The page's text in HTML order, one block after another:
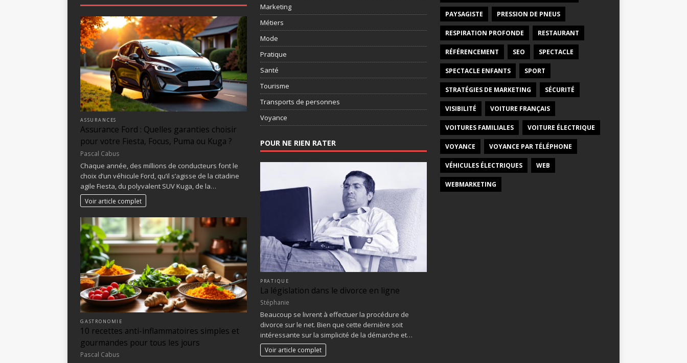
ASSURANCES
Assurance Ford : Quelles garanties choisir
pour votre Fiesta, Focus, Puma ou Kuga ?
Pascal Cabus
Chaque année, des millions de conducteurs font le
choix d’un véhicule Ford, qu’il s’agisse de la citadine
agile Fiesta, du polyvalent SUV Kuga, de la…
Voir article complet
GASTRONOMIE
10 recettes anti-inflammatoires simples et
gourmandes pour tous les jours
Pascal Cabus
Marketing
Métiers
Mode
Pratique
Santé
Tourisme
Transports de personnes
Voyance
POUR NE RIEN RATER
PRATIQUE
La législation dans le divorce en ligne
Stéphanie
Beaucoup se livrent à effectuer la procédure de
divorce sur le net. Bien que cette dernière soit
intéressante sur la simplicité de la démarche et…
Voir article complet
PAYSAGISTE PRESSION DE PNEUS
RESPIRATION PROFONDE RESTAURANT
RÉFÉRENCEMENT SEO SPECTACLE
SPECTACLE ENFANTS SPORT
STRATÉGIES DE MARKETING SÉCURITÉ
VISIBILITÉ VOITURE FRANÇAIS
VOITURES FAMILIALES VOITURE ÉLECTRIQUE
VOYANCE VOYANCE PAR TÉLÉPHONE
VÉHICULES ÉLECTRIQUES WEB
WEBMARKETING